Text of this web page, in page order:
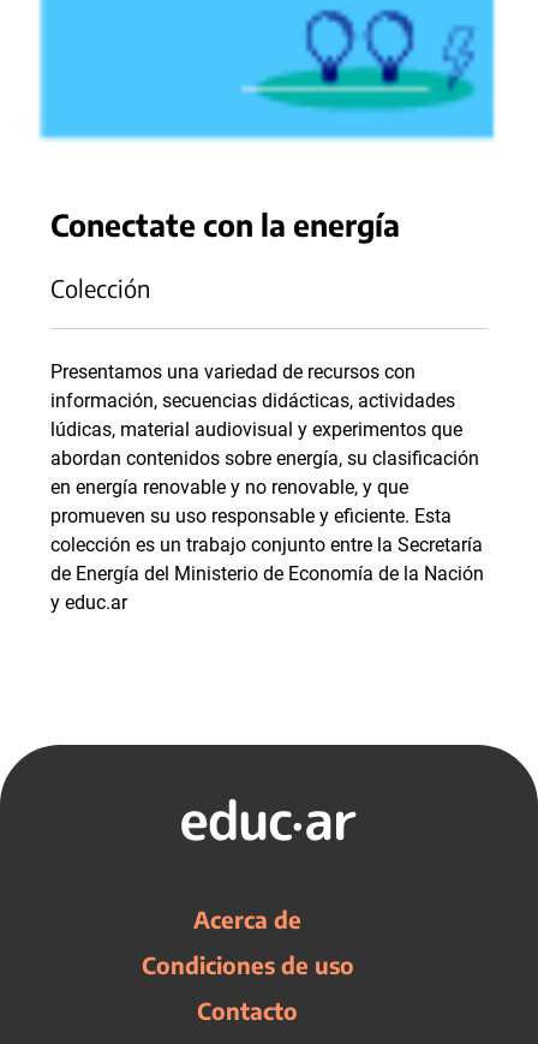
Conectate con la energía
Colección
Presentamos una variedad de recursos con
información, secuencias didácticas, actividades
lúdicas, material audiovisual y experimentos que
abordan contenidos sobre energía, su clasificación
en energía renovable y no renovable, y que
promueven su uso responsable y eficiente. Esta
colección es un trabajo conjunto entre la Secretaría
de Energía del Ministerio de Economía de la Nación
y educ.ar
Acerca de
Condiciones de uso
Contacto